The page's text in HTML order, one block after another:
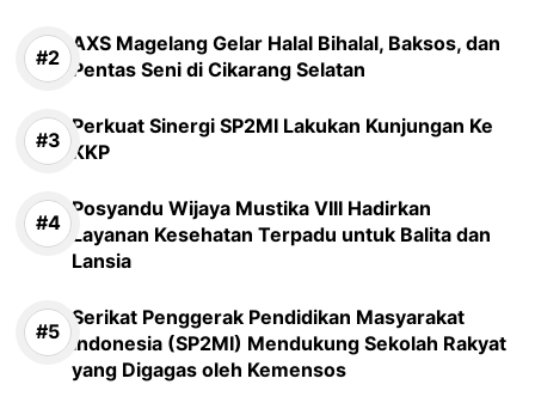
AXS Magelang Gelar Halal Bihalal, Baksos, dan
Pentas Seni di Cikarang Selatan
Perkuat Sinergi SP2MI Lakukan Kunjungan Ke
KKP
Posyandu Wijaya Mustika VIII Hadirkan
Layanan Kesehatan Terpadu untuk Balita dan
Lansia
Serikat Penggerak Pendidikan Masyarakat
Indonesia (SP2MI) Mendukung Sekolah Rakyat
yang Digagas oleh Kemensos